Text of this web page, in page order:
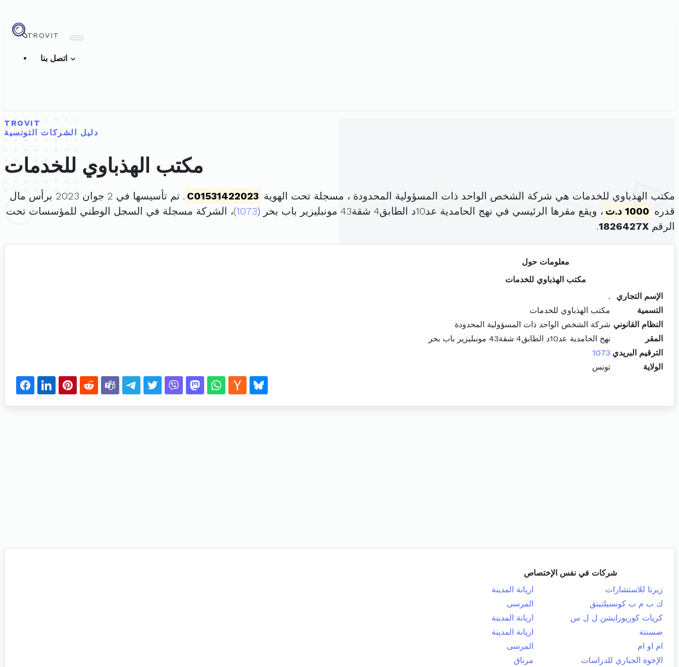
TROVIT
TROVIT
دليل الشركات التونسية
مكتب الهذباوي للخدمات
مكتب الهذباوي للخدمات هي شركة الشخص الواحد ذات المسؤولية المحدودة ، مسجلة تحت الهوية C01531422023
. تم تأسيسها في 2 جوان 2023 برأس مال
قدره 1000 د.ت ، ويقع مقرها الرئيسي في نهج الحامدية عد10د الطابق4 شقة43 مونبليزير باب بحر ( 1073)، الشركة مسجلة في السجل الوطني للمؤسسات تحت
الرقم 1826427X
.
معلومات حول
مكتب الهذباوي للخدمات
الإسم التجاري
.
التسمية
مكتب الهذباوي للخدمات
النظام القانوني شركة الشخص الواحد ذات المسؤولية المحدودة
المقر
نهج الحامدية عد10د الطابق4 شقة43 مونبليزير باب بحر
الترقيم البريدي 1073
الولاية
تونس
شركات في نفس الإختصاص
زيرتا للاستشارات
اريانة المدينة
ك ب م ب كونسيلتينق
المرسى
كريات كوربورايشن ل ل س
اريانة المدينة
صسنتة
اريانة المدينة
ام او ام
المرسى
الإخوة الجباري للدراسات
مرناق